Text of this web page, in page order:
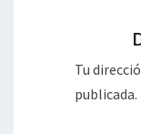
Tu
publicada.